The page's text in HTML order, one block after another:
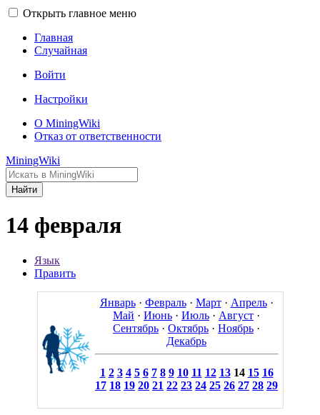
Открыть главное меню
Главная
Случайная
Войти
Настройки
О MiningWiki
Отказ от ответственности
MiningWiki
Найти
14 февраля
Язык
Править
Январь· Февраль· Март· Апрель·
Май · Июнь · Июль · Август ·
Сентябрь · Октябрь · Ноябрь ·
Декабрь
1 2 3 4 5 6 7 8 9 10 11 12 13 14 15 16
17 18 19 20 21 22 23 24 25 26 27 28 29